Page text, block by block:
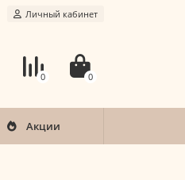
Личный кабинет
0 0
Акции